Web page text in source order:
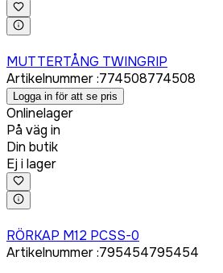
MUTTERTÅNG TWINGRIP
Artikelnummer:774508774508
Logga in för att se pris
Onlinelager
På väg in
Din butik
Ej i lager
RÖRKAP M12 PCSS-0
Artikelnummer:795454795454